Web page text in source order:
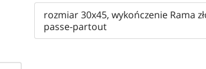
rozmiar 30x45, wykończenie Rama
passe-partout